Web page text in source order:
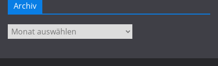
Archiv
Archiv